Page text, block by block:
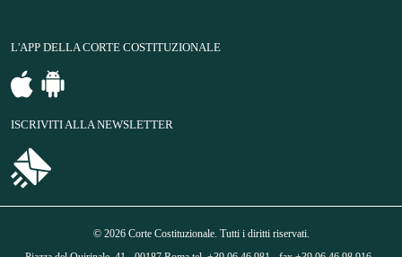
L'APP DELLA CORTE COSTITUZIONALE
ISCRIVITI ALLA NEWSLETTER
© 2026 Corte Costituzionale. Tutti i diritti riservati.